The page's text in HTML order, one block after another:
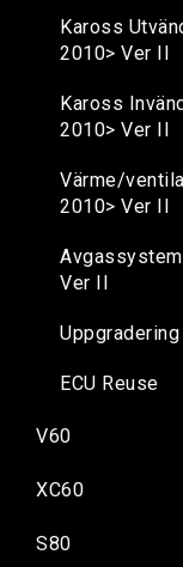
Kaross
2010> Ver II
Kaross
2010> Ver II
Värme/
2010> Ver II
Ver II
Uppgradering
ECU Reuse
V60
XC60
S80